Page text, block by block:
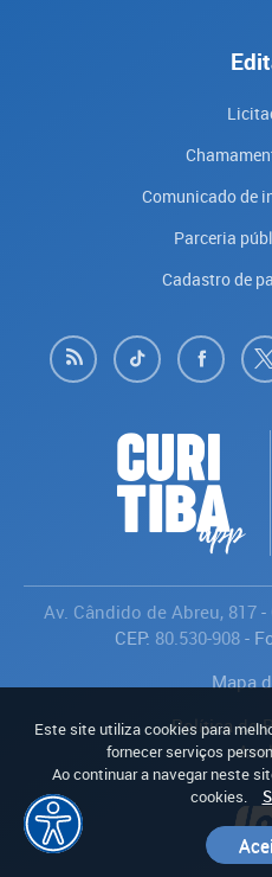
Comunicado de
Parceria
Cadastro de
Av. Cândido de Abreu, 817-
CEP: 80.530-908-
Mapa
Política de
Este site utiliza cookies para
fornecer serviços
Ao continuar a navegar neste
cookies.